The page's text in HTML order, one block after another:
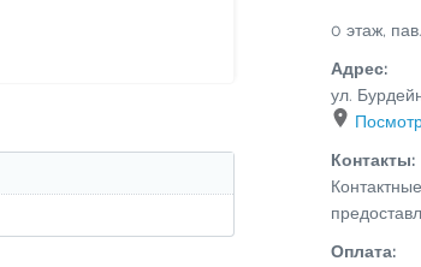
0 этаж,
Адрес:
ул.
Контакты:
Оплата: